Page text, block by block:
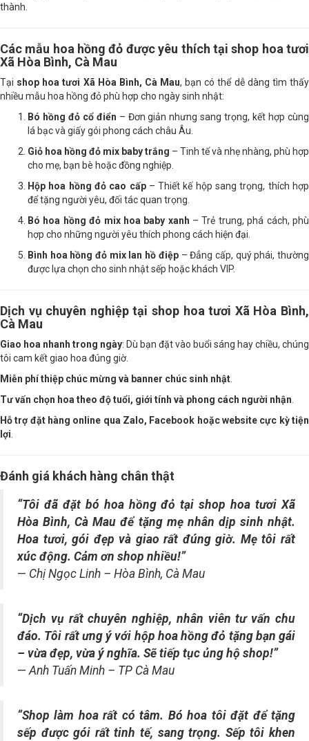
thành.
Các mẫu hoa hồng đỏ được yêu thích tại shop hoa tươi
Xã Hòa Bình, Cà Mau
Tại shop hoa tươi Xã Hòa Bình, Cà Mau, bạn có thể dễ dàng tìm thấy
nhiều mẫu hoa hồng đỏ phù hợp cho ngày sinh nhật:
Bó hồng đỏ cổ điển – Đơn giản nhưng sang trọng, kết hợp cùng
lá bạc và giấy gói phong cách châu Âu.
Giỏ hoa hồng đỏ mix baby trắng – Tinh tế và nhẹ nhàng, phù hợp
cho mẹ, bạn bè hoặc đồng nghiệp.
Hộp hoa hồng đỏ cao cấp– Thiết kế hộp sang trọng, thích hợp
để tặng người yêu, đối tác quan trọng.
Bó hoa hồng đỏ mix hoa baby xanh – Trẻ trung, phá cách, phù
hợp cho những người yêu thích phong cách hiện đại.
Bình hoa hồng đỏ mix lan hồ điệp– Đẳng cấp, quý phái, thường
được lựa chọn cho sinh nhật sếp hoặc khách VIP.
Dịch vụ chuyên nghiệp tại shop hoa tươi Xã Hòa Bình,
Cà Mau
Giao hoa nhanh trong ngày: Dù bạn đặt vào buổi sáng hay chiều, chúng
tôi cam kết giao hoa đúng giờ.
Miễn phí thiệp chúc mừng và banner chúc sinh nhật
Tư vấn chọn hoa theo độ tuổi, giới tính và phong cách người nhận
Hỗ trợ đặt hàng online qua Zalo, Facebook hoặc website cực kỳ tiện
lợi
Đánh giá khách hàng chân thật
“Tôi đã đặt bó hoa hồng đỏ tại shop hoa tươi Xã
Hòa Bình, Cà Mau để tặng mẹ nhân dịp sinh nhật.
Hoa tươi, gói đẹp và giao rất đúng giờ. Mẹ tôi rất
xúc động. Cảm ơn shop nhiều!”
— Chị Ngọc Linh – Hòa Bình, Cà Mau
“Dịch vụ rất chuyên nghiệp, nhân viên tư vấn chu
đáo. Tôi rất ưng ý với hộp hoa hồng đỏ tặng bạn gái
– vừa đẹp, vừa ý nghĩa. Sẽ tiếp tục ủng hộ shop!”
— Anh Tuấn Minh – TP Cà Mau
“Shop làm hoa rất có tâm. Bó hoa tôi đặt để tặng
sếp được gói rất tinh tế, sang trọng. Sếp tôi khen